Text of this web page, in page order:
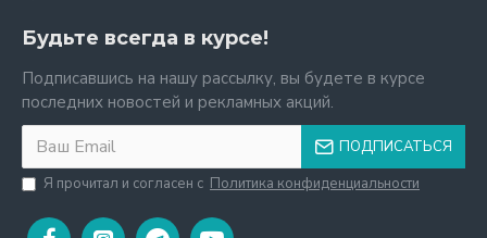
Будьте всегда в курсе!
Подписавшись на нашу рассылку, вы будете в курсе
последних новостей и рекламных акций.
ПОДПИСАТЬСЯ
Я прочитал и согласен с Политика конфиденциальности